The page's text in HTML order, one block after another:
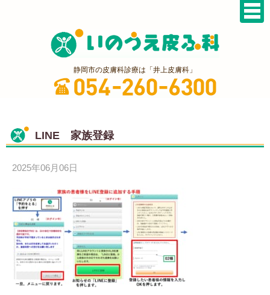
静岡市の皮膚科診療は「井上皮膚科」
LINE 家族登録
2025年06月06日